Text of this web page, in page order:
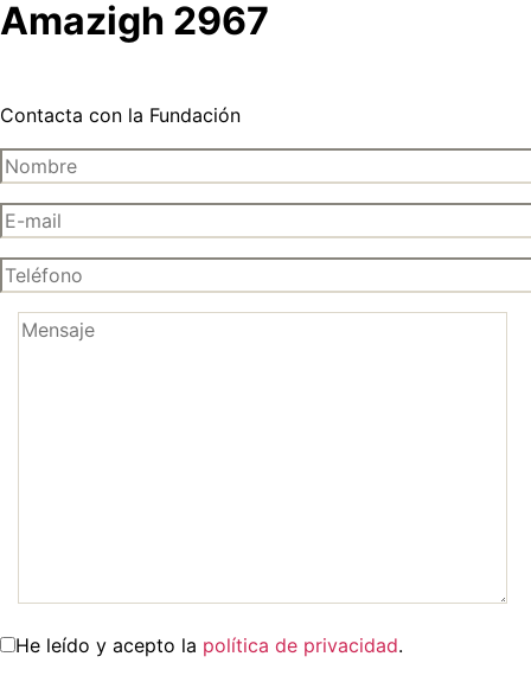
Amazigh 2967
Contacta con la Fundación
He leído y acepto la política de privacidad.